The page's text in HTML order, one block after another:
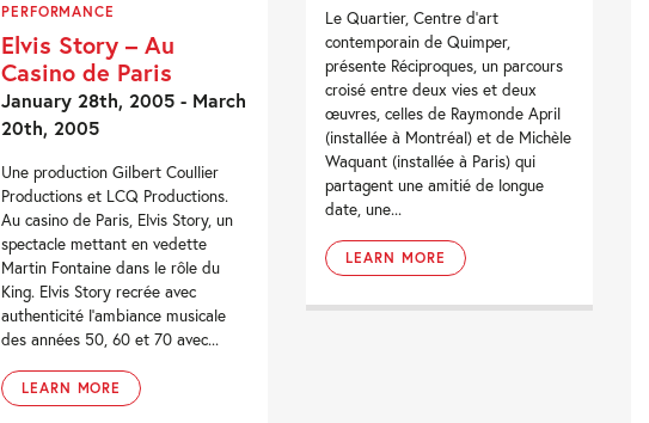
PERFORMANCE
Elvis Story – Au
Casino de Paris
January 28th, 2005 - March
20th, 2005
Une production Gilbert Coullier
Productions et LCQ Productions.
Au casino de Paris, Elvis Story, un
spectacle mettant en vedette
Martin Fontaine dans le rôle du
King. Elvis Story recrée avec
authenticité l’ambiance musicale
des années 50, 60 et 70 avec...
LEARN MORE
Le Quartier, Centre d’art
contemporain de Quimper,
présente Réciproques, un parcours
croisé entre deux vies et deux
œuvres, celles de Raymonde April
(installée à Montréal) et de Michèle
Waquant (installée à Paris) qui
partagent une amitié de longue
date, une...
LEARN MORE